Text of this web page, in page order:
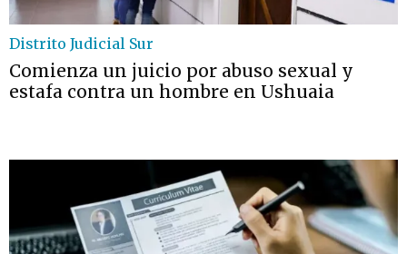
Distrito Judicial Sur
Comienza un juicio por abuso sexual y
estafa contra un hombre en Ushuaia